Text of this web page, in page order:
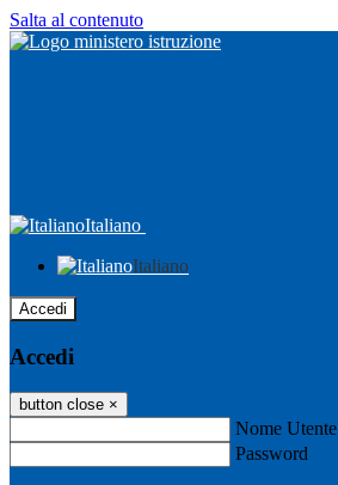
Salta al contenuto
Italiano
Italiano
Accedi
Accedi
button close ×
Nome Utente
Password